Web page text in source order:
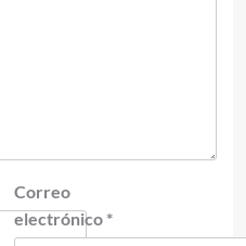
Correo
electrónico *